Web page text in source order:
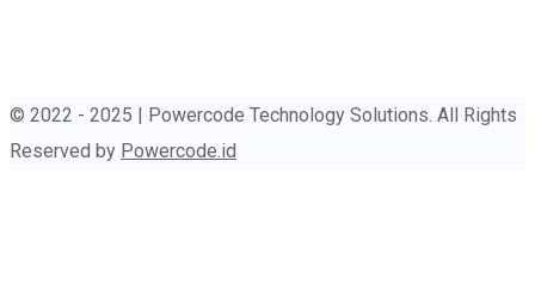
© 2022 - 2025 | Powercode Technology Solutions. All Rights
Reserved by Powercode.id